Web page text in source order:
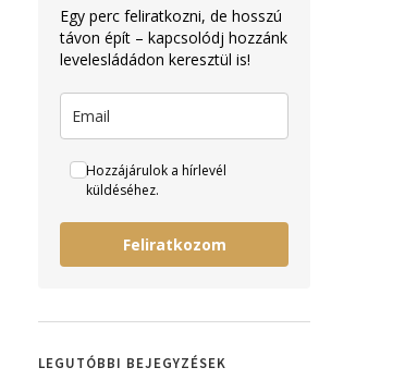
Egy perc feliratkozni, de hosszú
távon épít – kapcsolódj hozzánk
levelesládádon keresztül is!
Hozzájárulok a hírlevél
küldéséhez.
Feliratkozom
LEGUTÓBBI BEJEGYZÉSEK